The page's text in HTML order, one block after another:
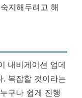
지해두려고 해
내비게이션 업데
. 복잡할 것이라는
구나 쉽게 진행